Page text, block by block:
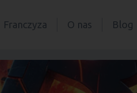
Franczyza O nas Blog